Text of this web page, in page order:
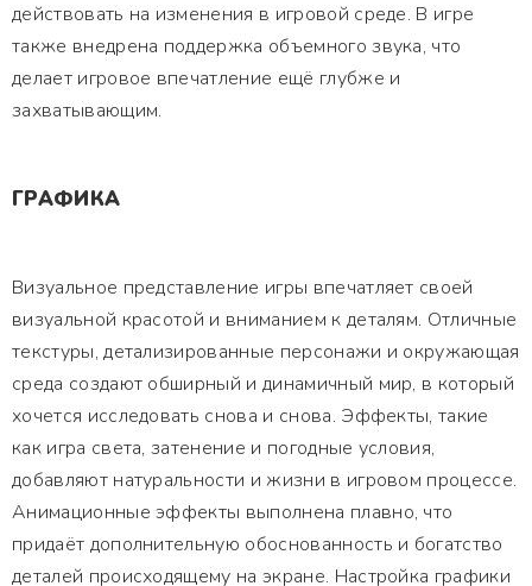
действовать на изменения в игровой среде. В игре
также внедрена поддержка объемного звука, что
делает игровое впечатление ещё глубже и
захватывающим.
ГРАФИКА
Визуальное представление игры впечатляет своей
визуальной красотой и вниманием к деталям. Отличные
текстуры, детализированные персонажи и окружающая
среда создают обширный и динамичный мир, в который
хочется исследовать снова и снова. Эффекты, такие
как игра света, затенение и погодные условия,
добавляют натуральности и жизни в игровом процессе.
Анимационные эффекты выполнена плавно, что
придаёт дополнительную обоснованность и богатство
деталей происходящему на экране. Настройка графики